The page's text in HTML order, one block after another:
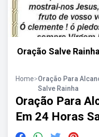
Oração Salve
Home>Oração Para
Salve Rainha
Oração Para
Em 24 Horas